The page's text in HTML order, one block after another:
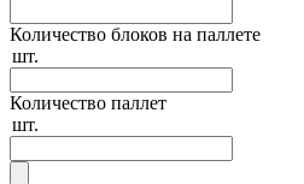
Количество блоков на паллете
шт.
Количество паллет
шт.